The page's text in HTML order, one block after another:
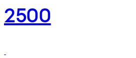
2500